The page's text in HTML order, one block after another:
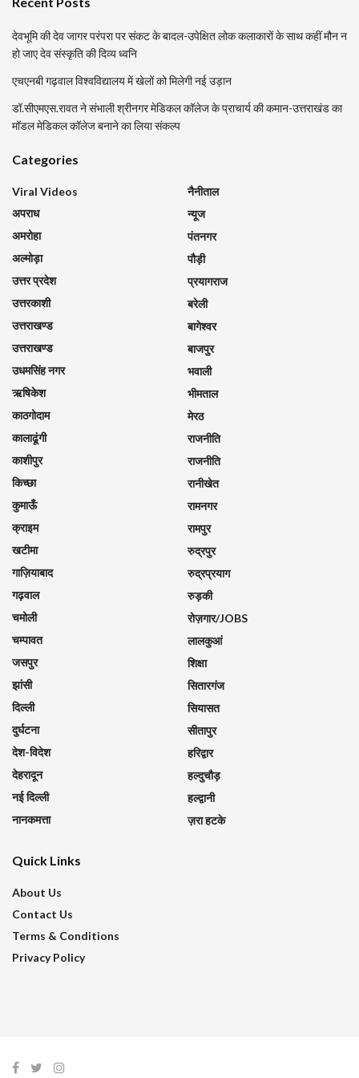
देवभूमि की देव जागर परंपरा पर संकट के बादल-उपेक्षित लोक कलाकारों के साथ कहीं मौन न
हो जाए देव संस्कृति की दिव्य ध्वनि
एचएनबी गढ़वाल विश्वविद्यालय में खेलों को मिलेगी नई उड़ान
डॉ.सीएमएस.रावत ने संभाली श्रीनगर मेडिकल कॉलेज के प्राचार्य की कमान-उत्तराखंड का
मॉडल मेडिकल कॉलेज बनाने का लिया संकल्प
Categories
Viral Videos
अपराध
अमरोहा
अल्मोड़ा
उत्तर प्रदेश
उत्तरकाशी
उत्तराखण्ड
उत्तराखण्ड
उधमसिंह नगर
ऋषिकेश
काठगोदाम
कालाढूंगी
काशीपुर
किच्छा
कुमाऊँ
क्राइम
खटीमा
गाज़ियाबाद
गढ़वाल
चमोली
चम्पावत
जसपुर
झांसी
दिल्ली
दुर्घटना
देश-विदेश
देहरादून
नई दिल्ली
नानकमत्ता
नैनीताल
न्यूज
पंतनगर
पौड़ी
प्रयागराज
बरेली
बागेश्वर
बाजपुर
भवाली
भीमताल
मेरठ
राजनीति
राजनीति
रानीखेत
रामनगर
रामपुर
रुद्रपुर
रुद्रप्रयाग
रुड़की
रोज़गार/JOBS
लालकुआं
शिक्षा
सितारगंज
सियासत
सीतापुर
हरिद्वार
हल्दुचौड़
हल्द्वानी
ज़रा हटके
Quick Links
About Us
Contact Us
Terms & Conditions
Privacy Policy